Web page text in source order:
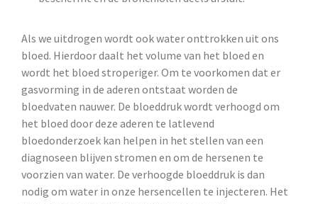
Als we uitdrogen wordt ook water onttrokken uit ons
bloed. Hierdoor daalt het volume van het bloed en
wordt het bloed stroperiger. Om te voorkomen dat er
gasvorming in de aderen ontstaat worden de
bloedvaten nauwer. De bloeddruk wordt verhoogd om
het bloed door deze aderen te latlevend
bloedonderzoek kan helpen in het stellen van een
diagnoseen blijven stromen en om de hersenen te
voorzien van water. De verhoogde bloeddruk is dan
nodig om water in onze hersencellen te injecteren. Het